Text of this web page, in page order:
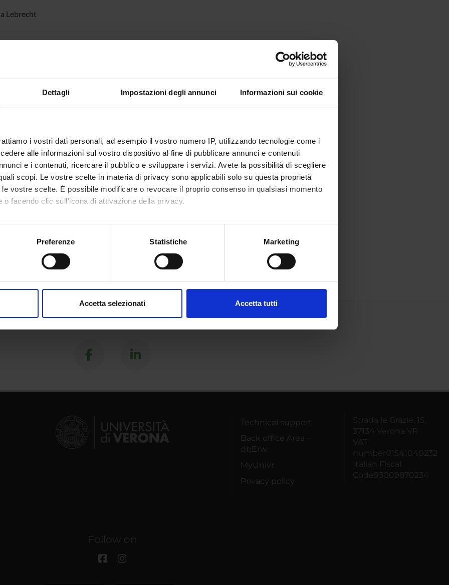
Dettagli Impostazioni degli annunci Informazioni sui cookie
i vostri dati personali, ad esempio il vostro numero IP, utilizzando tecnologie come i
alle informazioni sul vostro dispositivo al fine di pubblicare annunci e contenuti
e i contenuti, ricercare il pubblico e sviluppare i servizi. Avete la possibilità di scegliere
scopi. Le vostre scelte in materia di privacy sono applicabili solo su questa proprietà
vostre scelte. È possibile modificare o revocare il proprio consenso in qualsiasi momento
o facendo clic sull'icona di attivazione della privacy.
anche:
sulla tua posizione geografica, con un'approssimazione di qualche metro,
in qualsiasi momento dalla Dichiarazione sui cookie.
Preferenze Statistiche Marketing
Accetta selezionati Accetta tutti
Lebrecht
Technical support
Back office Area -
dbErw
MyUnivr
Privacy policy
Strada le Grazie, 15,
37134 Verona VR
VAT
number01541040232
Italian Fiscal
Code93009870234
Follow on